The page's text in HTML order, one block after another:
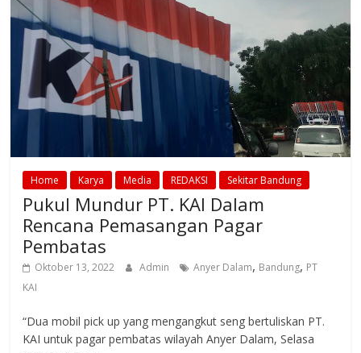
Home Karya Media REDAKSI Sekitar Bandung
Pukul Mundur PT. KAI Dalam
Rencana Pemasangan Pagar
Pembatas
Oktober 13, 2022 Admin Anyer Dalam, Bandung, PT
KAI
“Dua mobil pick up yang mengangkut seng bertuliskan PT.
KAI untuk pagar pembatas wilayah Anyer Dalam, Selasa